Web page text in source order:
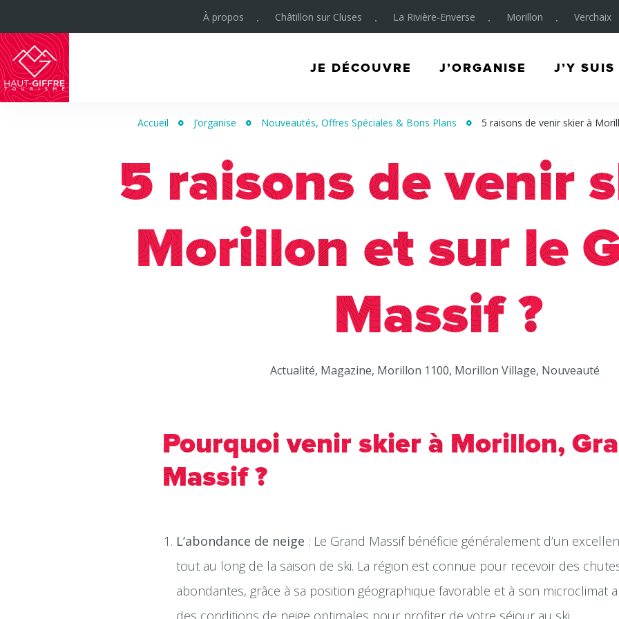
À propos Châtillon sur Cluses La Rivière-Enverse Morillon Verchaix
Haut-
Giffre
JE DÉCOUVRE J’ORGANISE J’Y SUIS
Accueil J’organise Nouveautés, Offres Spéciales & Bons Plans 5 raisons de venir skier à
5 raisons de venir
Morillon et sur le
Massif ?
Actualité, Magazine, Morillon 1100, Morillon Village, Nouveauté
Pourquoi venir skier à Morillon,
Massif ?
L’abondance de neige : Le Grand Massif bénéficie généralement d’un
tout au long de la saison de ski. La région est connue pour recevoir des
abondantes, grâce à sa position géographique favorable et à son microclimat
des conditions de neige optimales pour profiter de votre séjour au ski.